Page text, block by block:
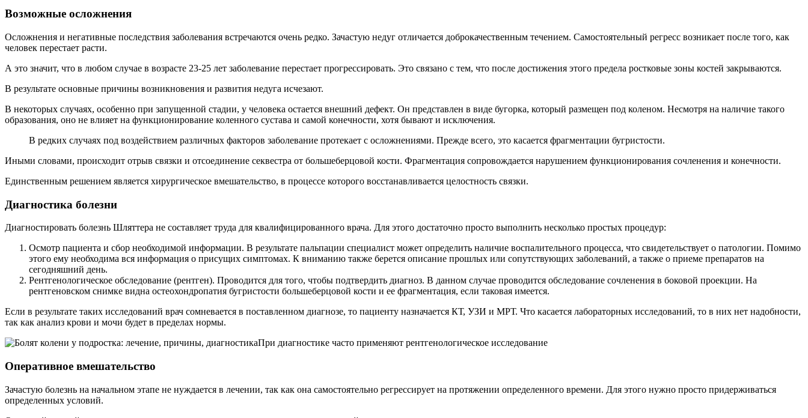
Возможные осложнения
Осложнения и негативные последствия заболевания встречаются очень редко. Зачастую недуг отличается доброкачественным течением. Самостоятельный регресс возникает после того, как
человек перестает расти.
А это значит, что в любом случае в возрасте 23-25 лет заболевание перестает прогрессировать. Это связано с тем, что после достижения этого предела ростковые зоны костей закрываются.
В результате основные причины возникновения и развития недуга исчезают.
В некоторых случаях, особенно при запущенной стадии, у человека остается внешний дефект. Он представлен в виде бугорка, который размещен под коленом. Несмотря на наличие такого
образования, оно не влияет на функционирование коленного сустава и самой конечности, хотя бывают и исключения.
В редких случаях под воздействием различных факторов заболевание протекает с осложнениями. Прежде всего, это касается фрагментации бугристости.
Иными словами, происходит отрыв связки и отсоединение секвестра от большеберцовой кости. Фрагментация сопровождается нарушением функционирования сочленения и конечности.
Единственным решением является хирургическое вмешательство, в процессе которого восстанавливается целостность связки.
Диагностика болезни
Диагностировать болезнь Шляттера не составляет труда для квалифицированного врача. Для этого достаточно просто выполнить несколько простых процедур:
Осмотр пациента и сбор необходимой информации. В результате пальпации специалист может определить наличие воспалительного процесса, что свидетельствует о патологии. Помимо
этого ему необходима вся информация о присущих симптомах. К вниманию также берется описание прошлых или сопутствующих заболеваний, а также о приеме препаратов на
сегодняшний день.
Рентгенологическое обследование (рентген). Проводится для того, чтобы подтвердить диагноз. В данном случае проводится обследование сочленения в боковой проекции. На
рентгеновском снимке видна остеохондропатия бугристости большеберцовой кости и ее фрагментация, если таковая имеется.
Если в результате таких исследований врач сомневается в поставленном диагнозе, то пациенту назначается КТ, УЗИ и МРТ. Что касается лабораторных исследований, то в них нет надобности,
так как анализ крови и мочи будет в пределах нормы.
При диагностике часто применяют рентгенологическое исследование
Оперативное вмешательство
Зачастую болезнь на начальном этапе не нуждается в лечении, так как она самостоятельно регрессирует на протяжении определенного времени. Для этого нужно просто придерживаться
определенных условий.